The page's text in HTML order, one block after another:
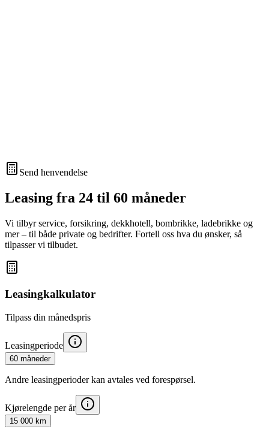
Send henvendelse
Leasing fra 24 til 60 måneder
Vi tilbyr service, forsikring, dekkhotell, bombrikke, ladebrikke og
mer – til både private og bedrifter. Fortell oss hva du ønsker, så
tilpasser vi tilbudet.
Leasingkalkulator
Tilpass din månedspris
Leasingperiode
60 måneder
Andre leasingperioder kan avtales ved forespørsel.
Kjørelengde per år
15 000 km